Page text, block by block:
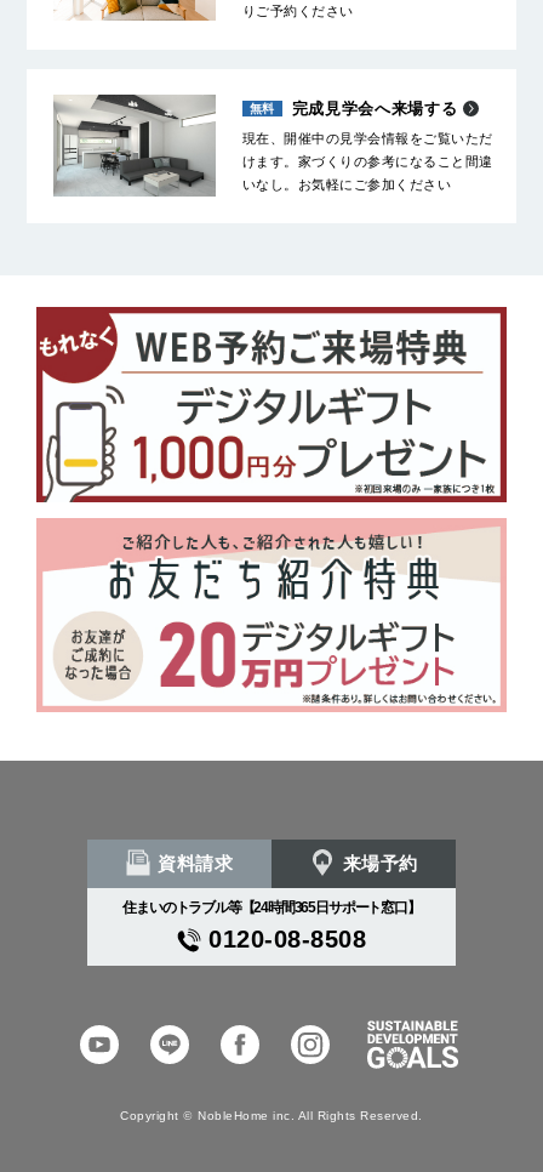
りご予約ください
完成見学会へ来場する
現在、開催中の見学会情報をご覧いただ
けます。家づくりの参考になること間違
いなし。お気軽にご参加ください
資料請求 来場予約
住まいのトラブル等【24時間365日サポート窓口】
0120-08-8508
Copyright© NobleHome inc. All Rights Reserved.